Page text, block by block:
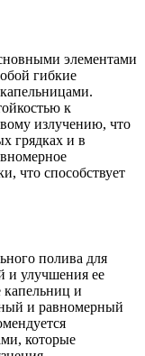
элементами
гибкие
к
излучению, что
грядках и в
что способствует
полива для
и улучшения ее
капельниц и
и равномерный
которые